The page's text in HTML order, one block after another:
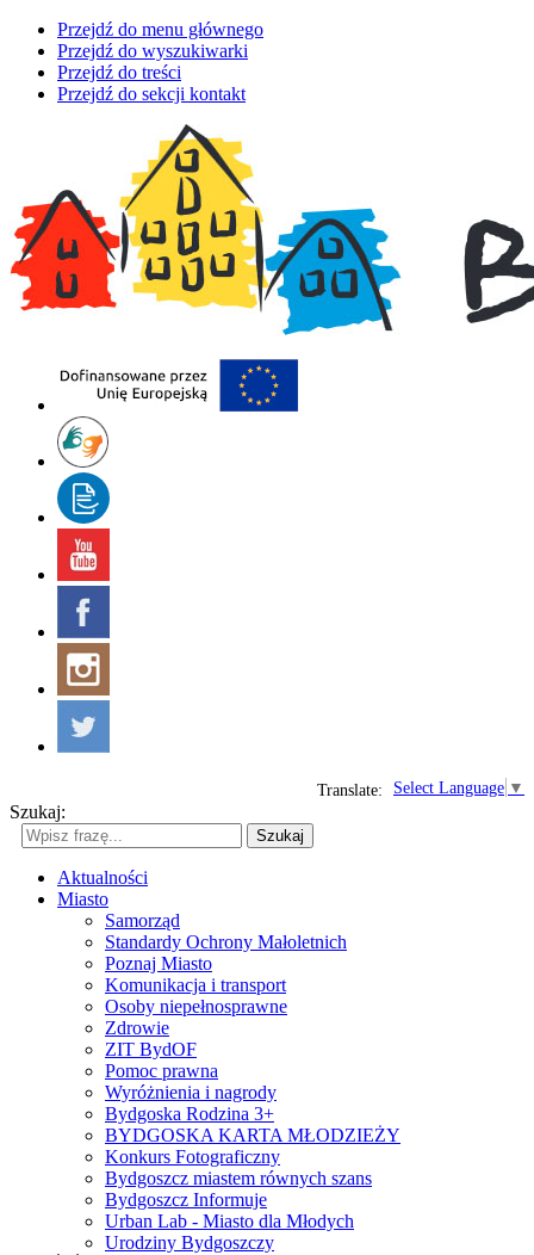
Przejdź do menu głównego
Przejdź do wyszukiwarki
Przejdź do treści
Przejdź do sekcji kontakt
Select Language ▼
Translate:
Szukaj:
Szukaj
Aktualności
Miasto
Samorząd
Standardy Ochrony Małoletnich
Poznaj Miasto
Komunikacja i transport
Osoby niepełnosprawne
Zdrowie
ZIT BydOF
Pomoc prawna
Wyróżnienia i nagrody
Bydgoska Rodzina 3+
BYDGOSKA KARTA MŁODZIEŻY
Konkurs Fotograficzny
Bydgoszcz miastem równych szans
Bydgoszcz Informuje
Urban Lab - Miasto dla Młodych
Urodziny Bydgoszczy